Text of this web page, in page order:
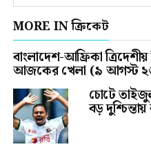
MORE IN ক্রিকেট
বাংলাদেশ-আফ্রিকা
আজকের খেলা (৯ আগস্ট
চোটে
বড়